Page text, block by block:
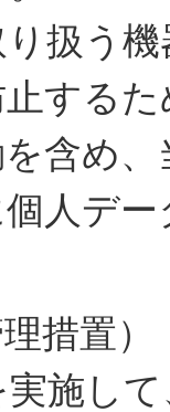
扱う
する
含め
人デ
措置）
施し